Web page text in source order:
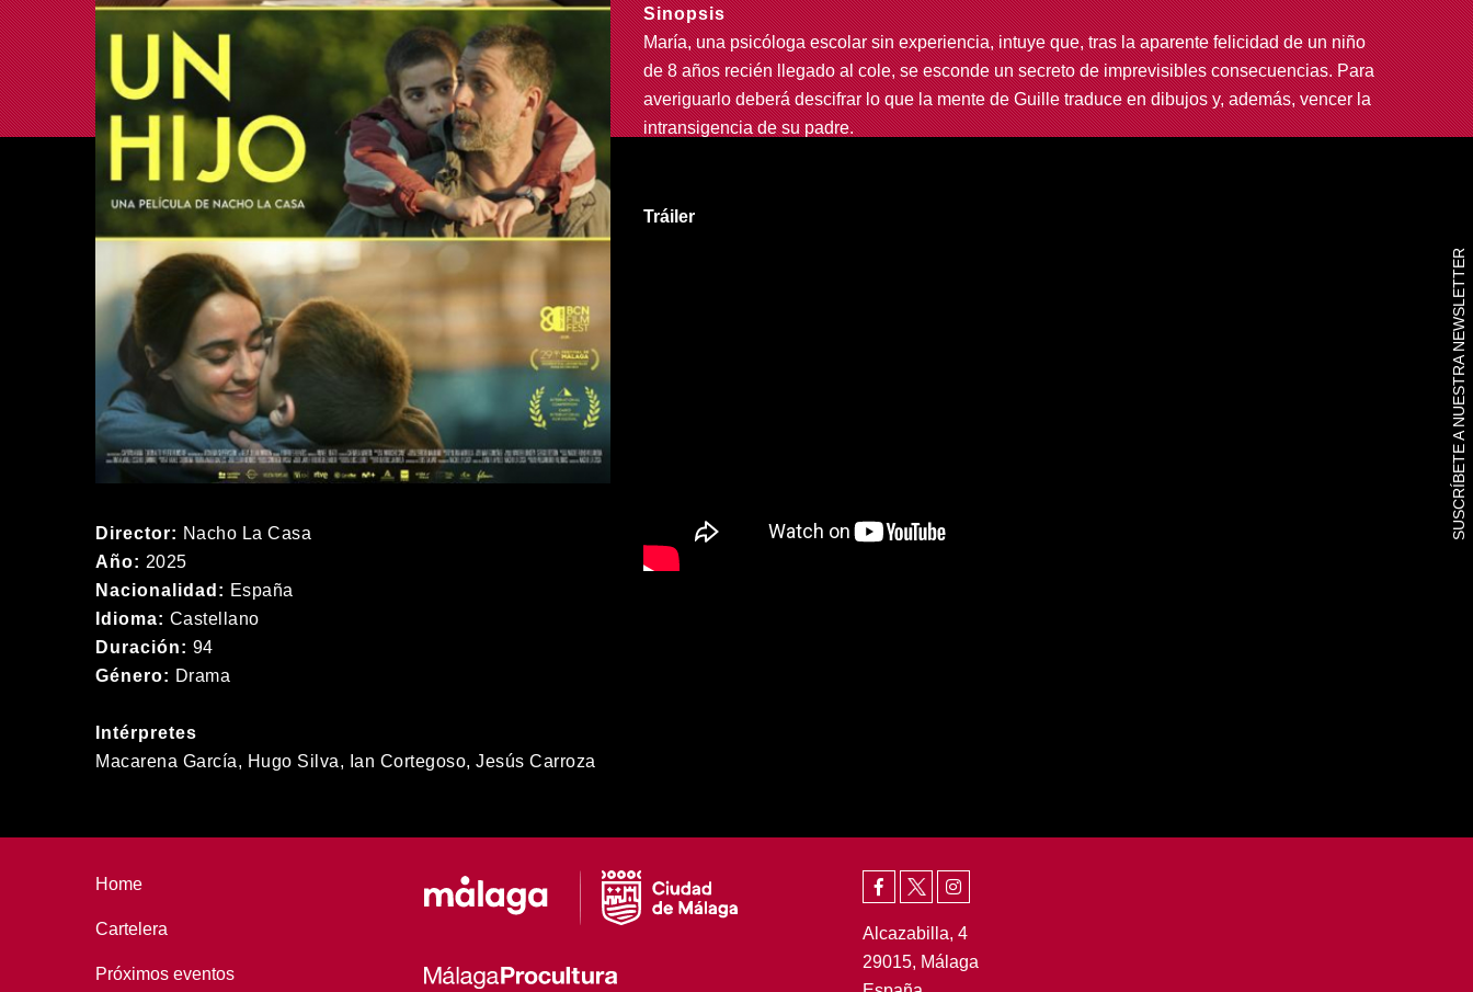
SUSCRÍBETE A NUESTRA NEWSLETTER
Director: Nacho La Casa
Año: 2025
Nacionalidad: España
Idioma: Castellano
Duración: 94
Género: Drama
Intérpretes
Macarena García, Hugo Silva, Ian Cortegoso, Jesús Carroza
Sinopsis
María, una psicóloga escolar sin experiencia, intuye que, tras la aparente felicidad de un niño
de 8 años recién llegado al cole, se esconde un secreto de imprevisibles consecuencias. Para
averiguarlo deberá descifrar lo que la mente de Guille traduce en dibujos y, además, vencer la
intransigencia de su padre.
Tráiler
Home
Cartelera
Próximos eventos
Alcazabilla, 4
29015, Málaga